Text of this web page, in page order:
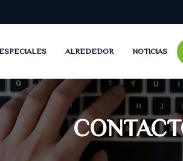
- 6pers)
8pers)
ALREDEDOR NOTICIAS